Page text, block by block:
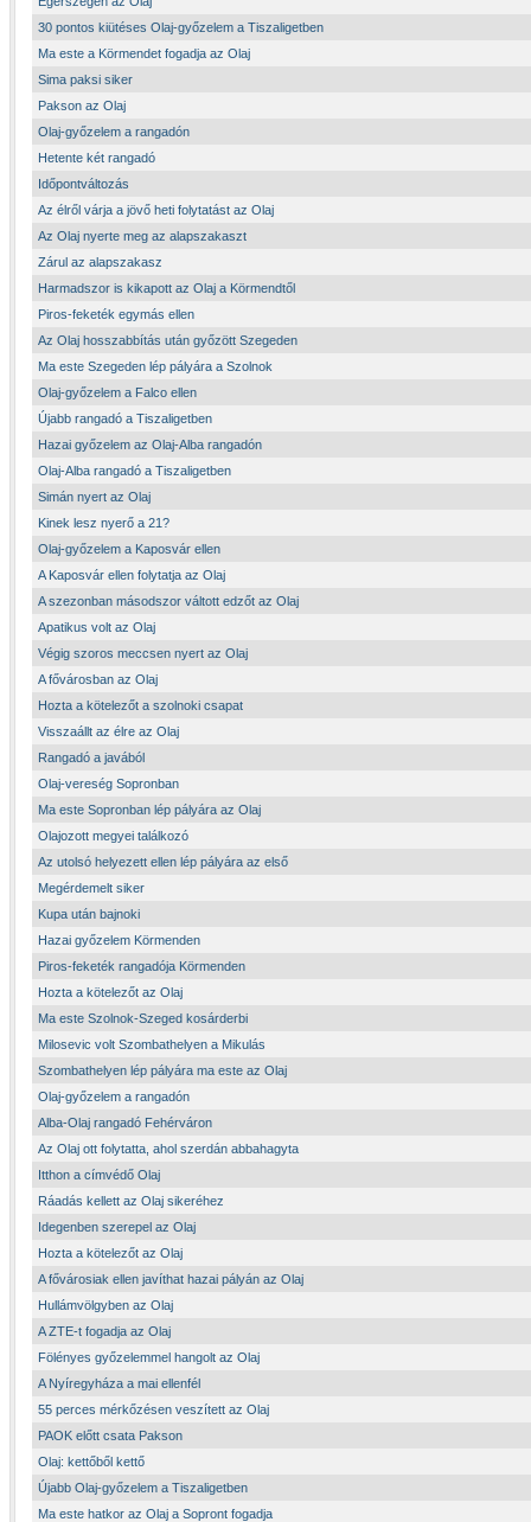
30 pontos kiütéses Olaj-győzelem a Tiszaligetben
Ma este a Körmendet fogadja az Olaj
Sima paksi siker
Pakson az Olaj
Olaj-győzelem a rangadón
Hetente két rangadó
Időpontváltozás
Az élről várja a jövő heti folytatást az Olaj
Az Olaj nyerte meg az alapszakaszt
Zárul az alapszakasz
Harmadszor is kikapott az Olaj a Körmendtől
Piros-feketék egymás ellen
Az Olaj hosszabbítás után győzött Szegeden
Ma este Szegeden lép pályára a Szolnok
Olaj-győzelem a Falco ellen
Újabb rangadó a Tiszaligetben
Hazai győzelem az Olaj-Alba rangadón
Olaj-Alba rangadó a Tiszaligetben
Simán nyert az Olaj
Kinek lesz nyerő a 21?
Olaj-győzelem a Kaposvár ellen
A Kaposvár ellen folytatja az Olaj
A szezonban másodszor váltott edzőt az Olaj
Apatikus volt az Olaj
Végig szoros meccsen nyert az Olaj
A fővárosban az Olaj
Hozta a kötelezőt a szolnoki csapat
Visszaállt az élre az Olaj
Rangadó a javából
Olaj-vereség Sopronban
Ma este Sopronban lép pályára az Olaj
Olajozott megyei találkozó
Az utolsó helyezett ellen lép pályára az első
Megérdemelt siker
Kupa után bajnoki
Hazai győzelem Körmenden
Piros-feketék rangadója Körmenden
Hozta a kötelezőt az Olaj
Ma este Szolnok-Szeged kosárderbi
Milosevic volt Szombathelyen a Mikulás
Szombathelyen lép pályára ma este az Olaj
Olaj-győzelem a rangadón
Alba-Olaj rangadó Fehérváron
Az Olaj ott folytatta, ahol szerdán abbahagyta
Itthon a címvédő Olaj
Ráadás kellett az Olaj sikeréhez
Idegenben szerepel az Olaj
Hozta a kötelezőt az Olaj
A fővárosiak ellen javíthat hazai pályán az Olaj
Hullámvölgyben az Olaj
A ZTE-t fogadja az Olaj
Fölényes győzelemmel hangolt az Olaj
A Nyíregyháza a mai ellenfél
55 perces mérkőzésen veszített az Olaj
PAOK előtt csata Pakson
Olaj: kettőből kettő
Újabb Olaj-győzelem a Tiszaligetben
Ma este hatkor az Olaj a Sopront fogadja